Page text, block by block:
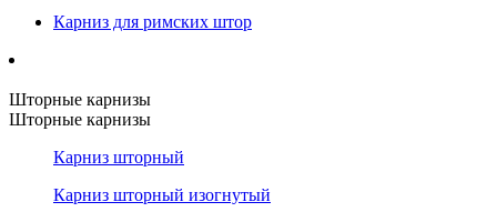
Карниз для римских штор
Шторные карнизы
Шторные карнизы
Карниз шторный
Карниз шторный изогнутый